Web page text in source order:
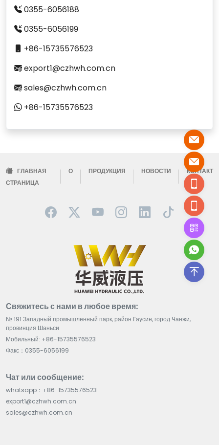
0355-6056188
0355-6056199
+86-15735576523
export1@czhwh.com.cn
sales@czhwh.com.cn
+86-15735576523
ГЛАВНАЯ
СТРАНИЦА
О ПРОДУКЦИЯ НОВОСТИ КОНТАКТ
Свяжитесь с нами в любое время:
№ 191 Западный промышленный парк, район Гаусин, город Чанжи,
провинция Шаньси
Мобильный: +86-15735576523
Факс：0355-6056199
Чат или сообщение:
whatsapp：+86-15735576523
export1@czhwh.com.cn
sales@czhwh.com.cn